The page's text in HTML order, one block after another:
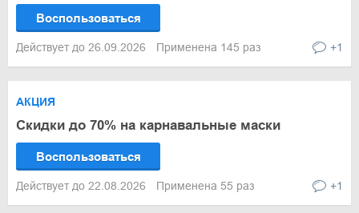
Воспользоваться
Действует до 26.09.2026 Применена 145 раз +1
АКЦИЯ
Скидки до 70% на карнавальные маски
Воспользоваться
Действует до 22.08.2026 Применена 55 раз +1